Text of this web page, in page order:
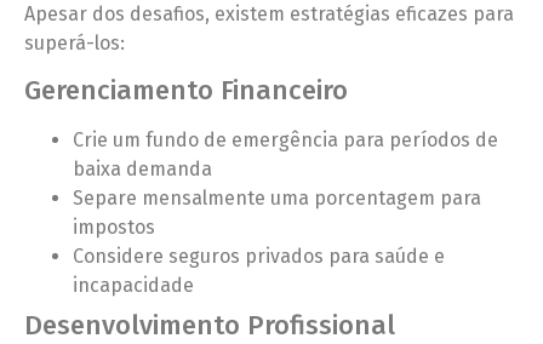
Apesar dos desafios, existem estratégias eficazes para
superá-los:
Gerenciamento Financeiro
Crie um fundo de emergência para períodos de
baixa demanda
Separe mensalmente uma porcentagem para
impostos
Considere seguros privados para saúde e
incapacidade
Desenvolvimento Profissional